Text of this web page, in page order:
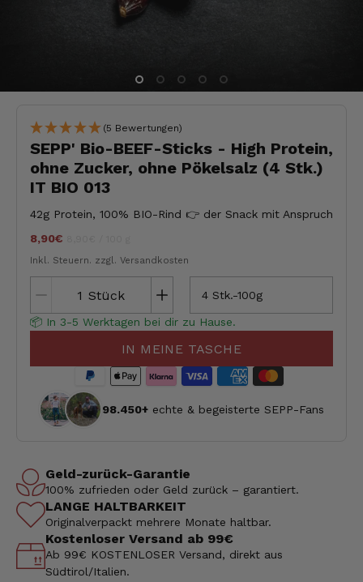
(5 Bewertungen)
SEPP' Bio-BEEF-Sticks - High Protein,
ohne Zucker, ohne Pökelsalz (4 Stk.)
IT BIO 013
42g Protein, 100% BIO-Rind 👉 der Snack mit Anspruch
8,90€
Inkl. Steuern. zzgl. Versandkosten
Stück 4 Stk.-100g
📦 In 3-5 Werktagen bei dir zu Hause.
IN MEINE TASCHE
98.450+ echte & begeisterte SEPP-Fans
Geld-zurück-Garantie
100% zufrieden oder Geld zurück – garantiert.
LANGE HALTBARKEIT
Originalverpackt mehrere Monate haltbar.
Kostenloser Versand ab 99€
Ab 99€ KOSTENLOSER Versand, direkt aus
Südtirol/Italien.